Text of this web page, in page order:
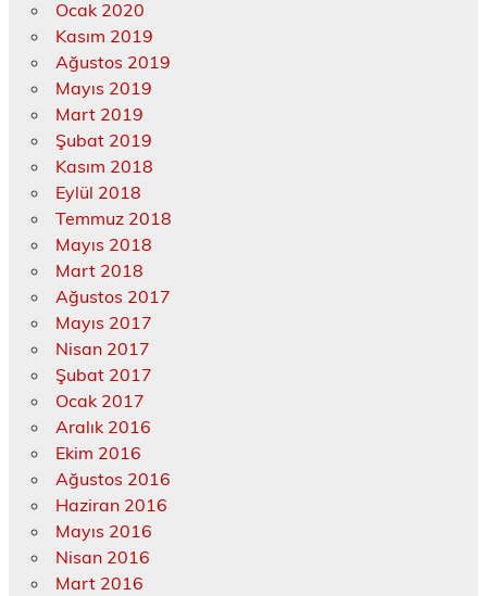
Ocak 2020
Kasım 2019
Ağustos 2019
Mayıs 2019
Mart 2019
Şubat 2019
Kasım 2018
Eylül 2018
Temmuz 2018
Mayıs 2018
Mart 2018
Ağustos 2017
Mayıs 2017
Nisan 2017
Şubat 2017
Ocak 2017
Aralık 2016
Ekim 2016
Ağustos 2016
Haziran 2016
Mayıs 2016
Nisan 2016
Mart 2016